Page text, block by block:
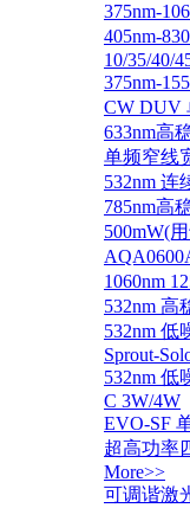
375nm-
405nm-
10/35/40/
375nm-
CW DUV
633nm高
单频窄线
532nm 连
785nm高
500mW(
1060nm
532nm 高
532nm 低
532nm 低
C 3W/4W
EVO-SF
超高功率
More>>
可调谐激